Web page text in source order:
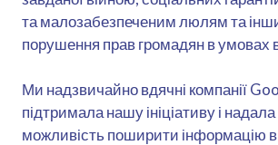
та малозабезпеченим люлям та
порушення прав громадян в умовах
Ми надзвичайно вдячні компанії
підтримала нашу ініціативу і
можливість поширити інформацію